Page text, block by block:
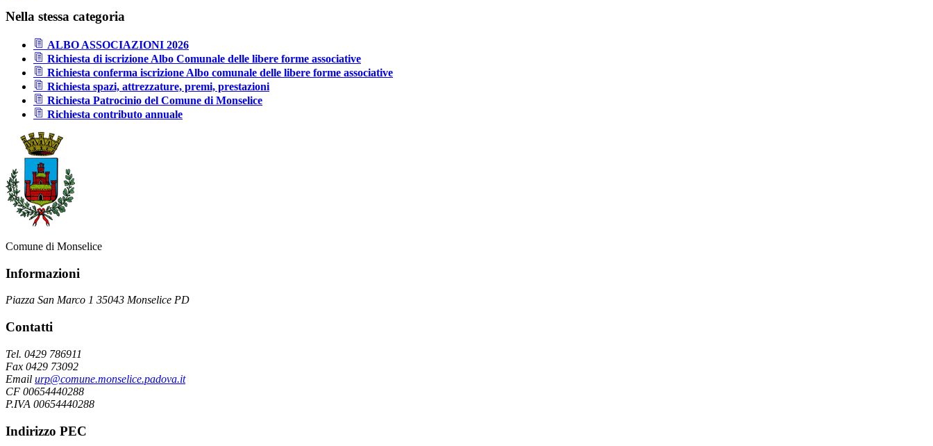
Nella stessa categoria
ALBO ASSOCIAZIONI 2026
Richiesta di iscrizione Albo Comunale delle libere forme associative
Richiesta conferma iscrizione Albo comunale delle libere forme associative
Richiesta spazi, attrezzature, premi, prestazioni
Richiesta Patrocinio del Comune di Monselice
Richiesta contributo annuale
Comune di Monselice
Informazioni
Piazza San Marco 1 35043 Monselice PD
Contatti
Tel. 0429 786911
Fax 0429 73092
Email urp@comune.monselice.padova.it
CF 00654440288
P.IVA 00654440288
Indirizzo PEC